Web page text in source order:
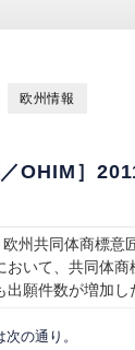
ミナー
願）
欧州情報
／OHIM］
州共同体商標意
おいて、共同体
出願件数が増加し
の通り。